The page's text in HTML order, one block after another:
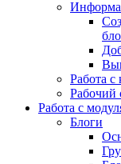
Работа с
Рабочий
Работа с
Блоги